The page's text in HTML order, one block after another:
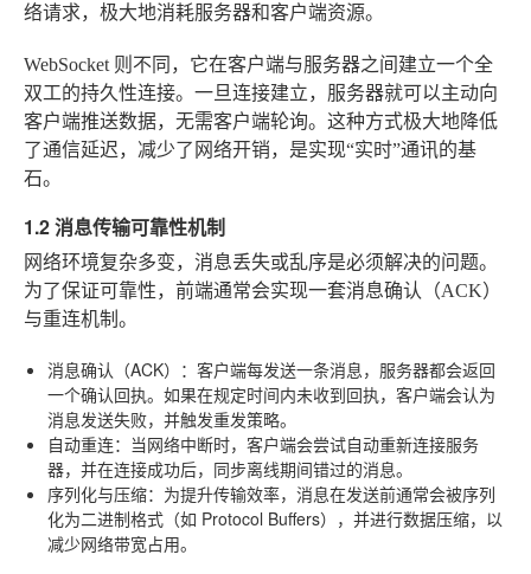
络请求，极大地消耗服务器和客户端资源。
WebSocket 则不同，它在客户端与服务器之间建立一个全
双工的持久性连接。一旦连接建立，服务器就可以主动向
客户端推送数据，无需客户端轮询。这种方式极大地降低
了通信延迟，减少了网络开销，是实现“实时”通讯的基
石。
1.2 消息传输可靠性机制
网络环境复杂多变，消息丢失或乱序是必须解决的问题。
为了保证可靠性，前端通常会实现一套消息确认（ACK）
与重连机制。
消息确认（ACK） ：客户端每发送一条消息，服务器都会返回
一个确认回执。如果在规定时间内未收到回执，客户端会认为
消息发送失败，并触发重发策略。
自动重连：当网络中断时，客户端会尝试自动重新连接服务
器，并在连接成功后，同步离线期间错过的消息。
序列化与压缩：为提升传输效率，消息在发送前通常会被序列
化为二进制格式（如 Protocol Buffers），并进行数据压缩，以
减少网络带宽占用。